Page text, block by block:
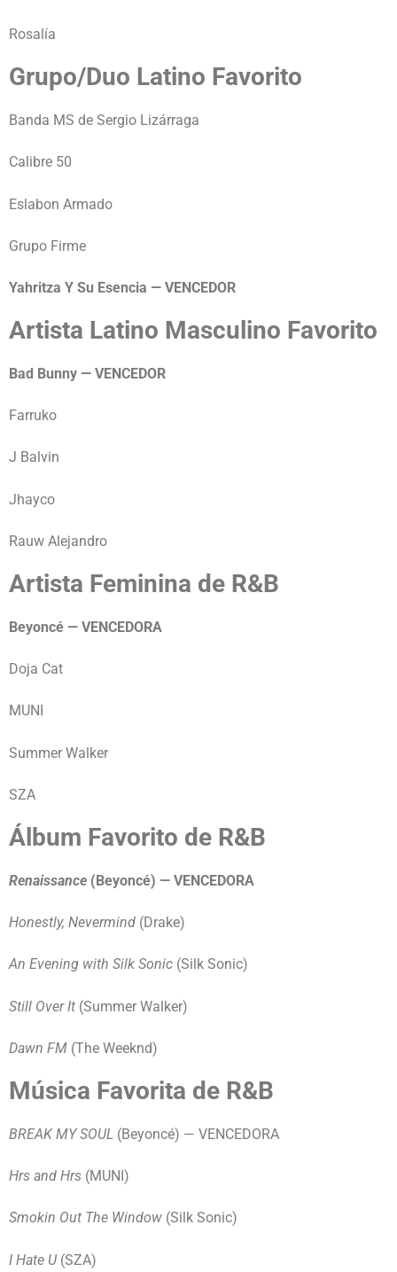
Rosalía
Grupo/Duo Latino Favorito
Banda MS de Sergio Lizárraga
Calibre 50
Eslabon Armado
Grupo Firme
Yahritza Y Su Esencia — VENCEDOR
Artista Latino Masculino Favorito
Bad Bunny — VENCEDOR
Farruko
J Balvin
Jhayco
Rauw Alejandro
Artista Feminina de R&B
Beyoncé — VENCEDORA
Doja Cat
MUNI
Summer Walker
SZA
Álbum Favorito de R&B
Renaissance (Beyoncé) — VENCEDORA
Honestly, Nevermind (Drake)
An Evening with Silk Sonic (Silk Sonic)
Still Over It (Summer Walker)
Dawn FM (The Weeknd)
Música Favorita de R&B
BREAK MY SOUL (Beyoncé) — VENCEDORA
Hrs and Hrs (MUNI)
Smokin Out The Window (Silk Sonic)
I Hate U (SZA)